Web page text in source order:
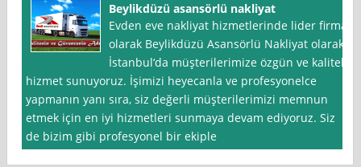
Beylikdüzü asansörlü nakliyat
Evden eve nakliyat hizmetlerinde lider firma
olarak Beylikdüzü Asansörlü Nakliyat olarak,
İstanbul‘da müşterilerimize özgün ve kaliteli
hizmet sunuyoruz. İşimizi heyecanla ve profesyonelce
yapmanın yanı sıra, siz değerli müşterilerimizi memnun
etmek için en iyi hizmetleri sunmaya devam ediyoruz. Siz
de bizim gibi profesyonel bir ekiple